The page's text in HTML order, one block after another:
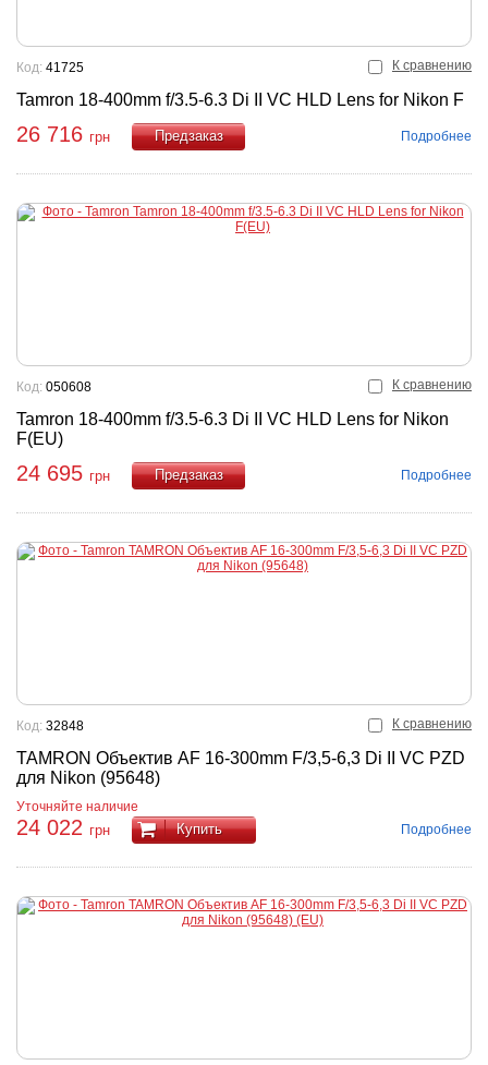
К сравнению
Tamron 18-400mm f/3.5-6.3 Di II VC HLD Lens for Nikon F
Код: 41725
26 716 грн
Подробнее
К сравнению
Tamron 18-400mm f/3.5-6.3 Di II VC HLD Lens for Nikon
F(EU)
Код: 050608
24 695 грн
Подробнее
К сравнению
TAMRON Объектив AF 16-300mm F/3,5-6,3 Di II VC PZD
для Nikon (95648)
Код: 32848
Уточняйте наличие
24 022 грн Купить Подробнее